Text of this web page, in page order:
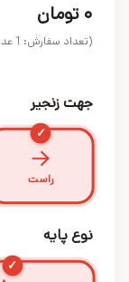
۰ تومان
(تعداد سفارش: 1
جهت زنجیر
✓
راست
نوع پایه
✓